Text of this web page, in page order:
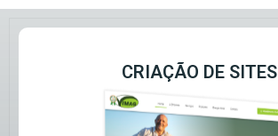
CRIAÇÃO DE SITES